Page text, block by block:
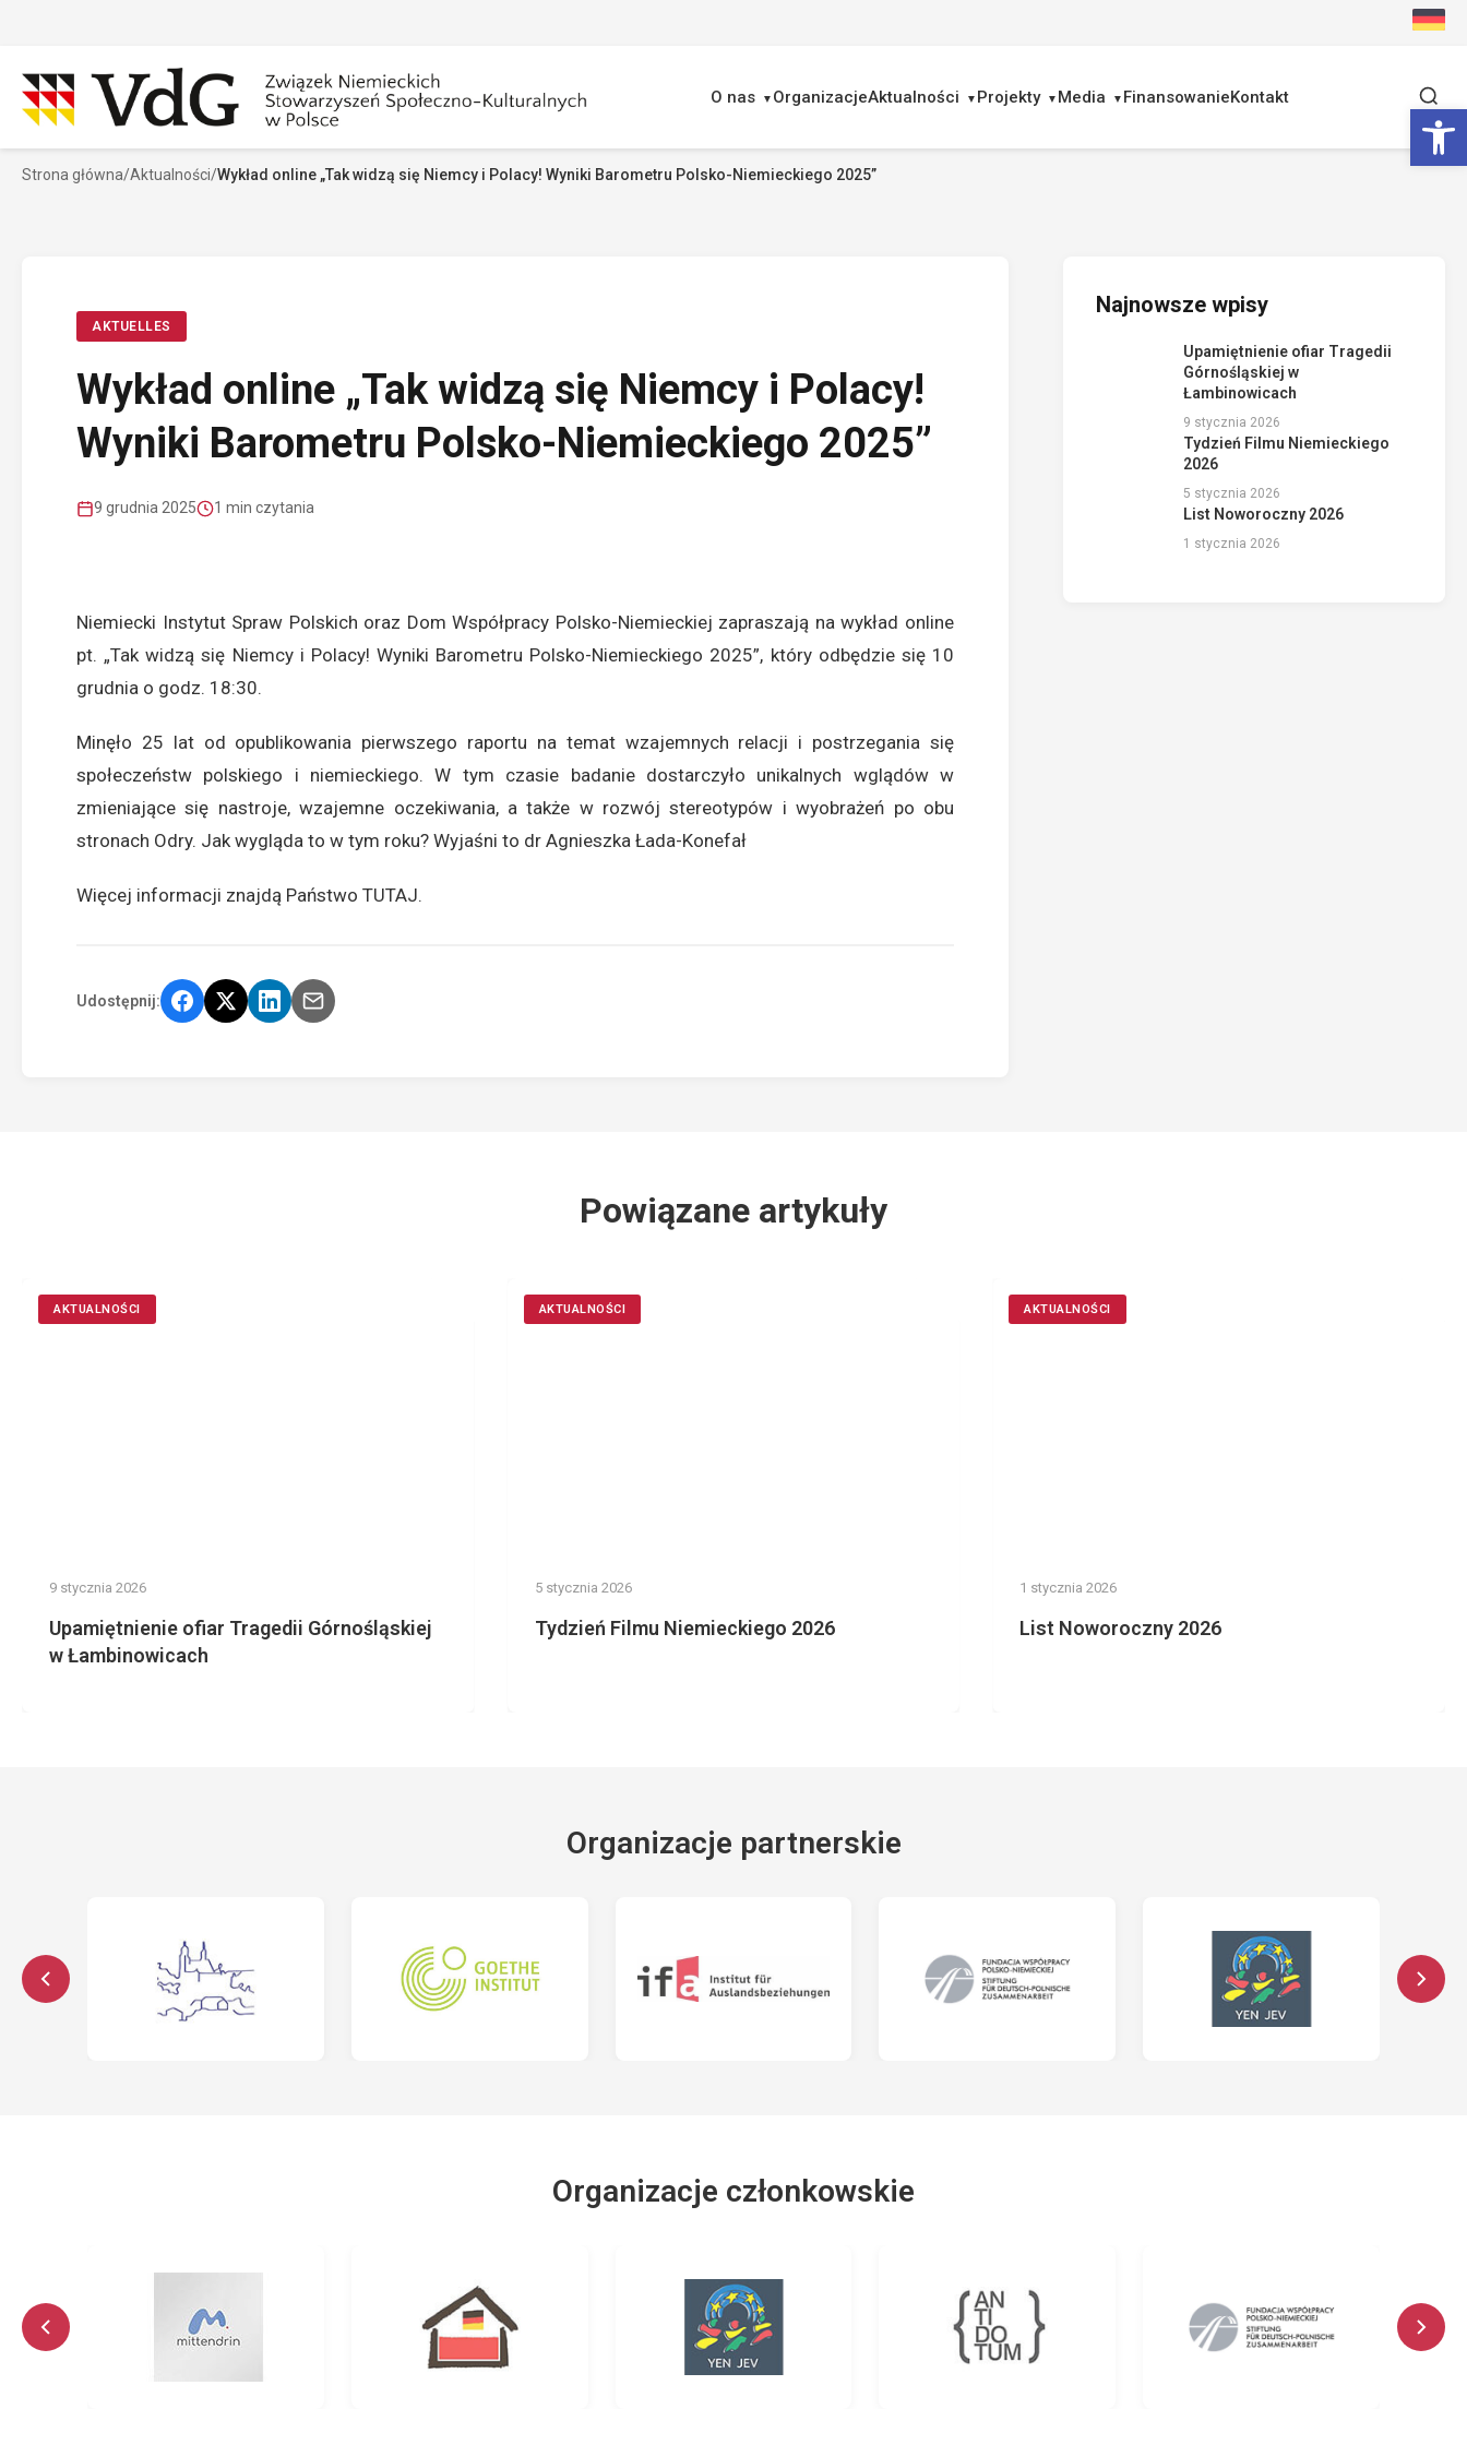
O nas OrganizacjeAktualności Projekty Media FinansowanieKontakt
Szukaj
Strona główna/Aktualności/Wykład online „Tak widzą się Niemcy i Polacy! Wyniki Barometru Polsko-Niemieckiego 2025”
AKTUELLES
Wykład online „Tak widzą się Niemcy i Polacy!
Wyniki Barometru Polsko-Niemieckiego 2025”
9 grudnia 2025 1 min czytania
Niemiecki Instytut Spraw Polskich oraz Dom Współpracy Polsko-Niemieckiej zapraszają na wykład online
pt. „Tak widzą się Niemcy i Polacy! Wyniki Barometru Polsko-Niemieckiego 2025”, który odbędzie się 10
grudnia o godz. 18:30.
Minęło 25 lat od opublikowania pierwszego raportu na temat wzajemnych relacji i postrzegania się
społeczeństw polskiego i niemieckiego. W tym czasie badanie dostarczyło unikalnych wglądów w
zmieniające się nastroje, wzajemne oczekiwania, a także w rozwój stereotypów i wyobrażeń po obu
stronach Odry. Jak wygląda to w tym roku? Wyjaśni to dr Agnieszka Łada-Konefał
Więcej informacji znajdą Państwo TUTAJ.
Udostępnij:
Najnowsze wpisy
Upamiętnienie ofiar Tragedii
Górnośląskiej w
Łambinowicach
9 stycznia 2026
Tydzień Filmu Niemieckiego
2026
5 stycznia 2026
List Noworoczny 2026
1 stycznia 2026
Powiązane artykuły
AKTUALNOŚCI
9 stycznia 2026
Upamiętnienie ofiar Tragedii Górnośląskiej
w Łambinowicach
AKTUALNOŚCI
5 stycznia 2026
Tydzień Filmu Niemieckiego 2026
AKTUALNOŚCI
1 stycznia 2026
List Noworoczny 2026
Organizacje partnerskie
Organizacje członkowskie